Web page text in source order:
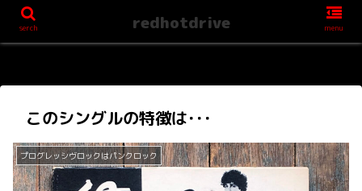
このシングルの特徴は･･･
プログレッシヴロックはパンクロック
serch redhotdrive menu